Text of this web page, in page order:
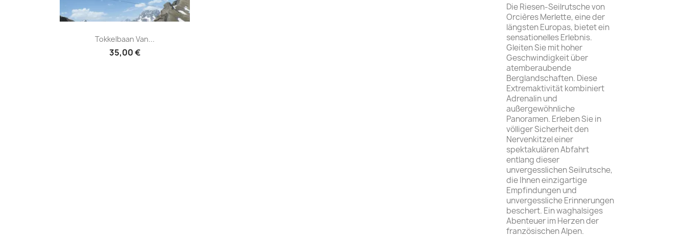
Tokkelbaan van Orcières-
Merlette
Tokkelbaan Van...
35,00 €
Die Riesen-Seilrutsche von
Orcières Merlette, eine der
längsten Europas, bietet ein
sensationelles Erlebnis.
Gleiten Sie mit hoher
Geschwindigkeit über
atemberaubende
Berglandschaften. Diese
Extremaktivität kombiniert
Adrenalin und
außergewöhnliche
Panoramen. Erleben Sie in
völliger Sicherheit den
Nervenkitzel einer
spektakulären Abfahrt
entlang dieser
unvergesslichen Seilrutsche,
die Ihnen einzigartige
Empfindungen und
unvergessliche Erinnerungen
beschert. Ein waghalsiges
Abenteuer im Herzen der
französischen Alpen.